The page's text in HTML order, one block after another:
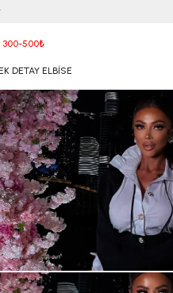
300-500₺
DETAY ELBİSE